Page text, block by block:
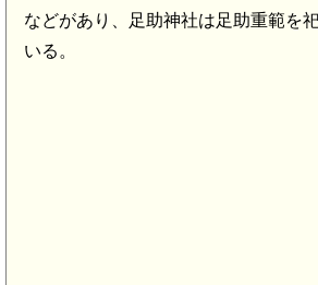
などがあり、足助神社は足助重範を
いる。